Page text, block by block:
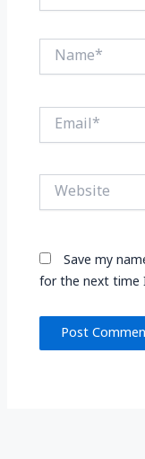
Name*
Email*
Website
Save my
for the next time